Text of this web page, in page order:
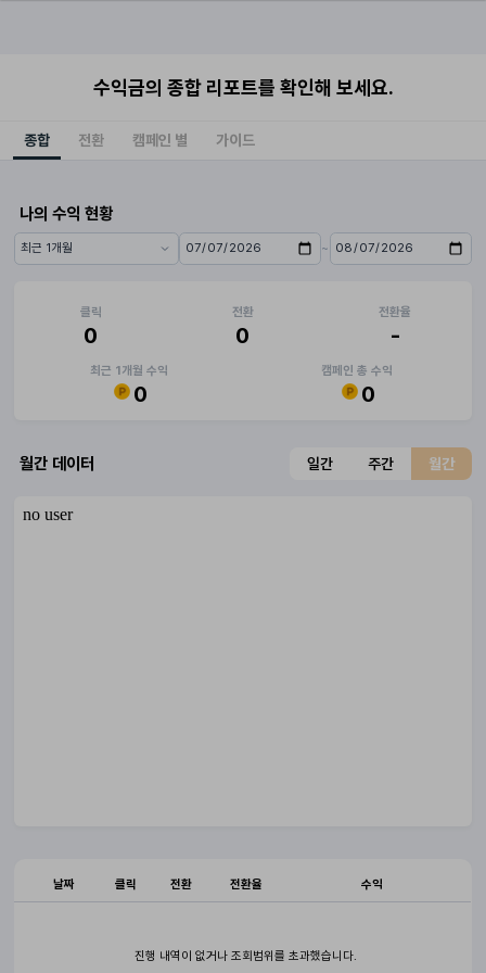
수익금의 종합 리포트를 확인해 보세요.
종합 전환 캠페인 별 가이드
나의 수익 현황
기간 프리셋 시작일 ~
종료일
클릭
0
전환
0
전환율
-
최근 1개월 수익
0
캠페인 총 수익
0
월간 데이터 일간 주간 월간
날짜 클릭 전환 전환율 수익
진행 내역이 없거나 조회범위를 초과했습니다.